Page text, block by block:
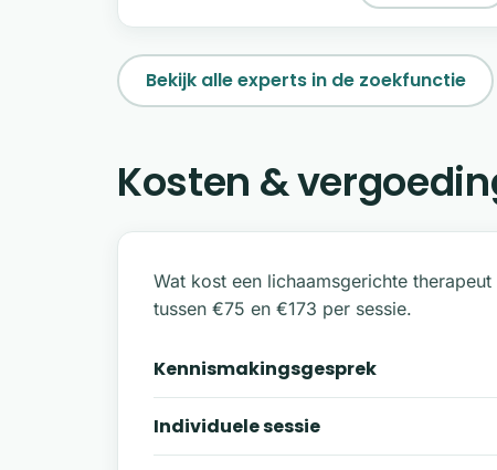
Bekijk alle experts in de zoekfunctie
Kosten &
Wat kost een lichaamsgerichte
tussen €75 en €173 per sessie.
Kennismakingsgesprek
Individuele sessie